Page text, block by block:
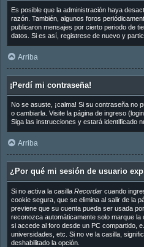
Es posible que la administración haya
razón. También, algunos foros
publicaron mensajes por cierto periodo de
datos. Si es así, registrese de nuevo y
Arriba
¡Perdí mi contraseña!
No se asuste, ¡calma! Si su contraseña no
o cambiarla. Visite la página de ingreso
Siga las instrucciones y estará identificado
Arriba
¿Por qué mi sesión de usuario
Si no activa la casilla Recordarcuando
cookie segura, que se elimina al salir de la
previene que su cuenta pueda ser usada
reconozca automáticamente solo marque
si accede al foro desde un PC compartido,
universidades, etc. Si no ve la casilla,
deshabilitado la opción.